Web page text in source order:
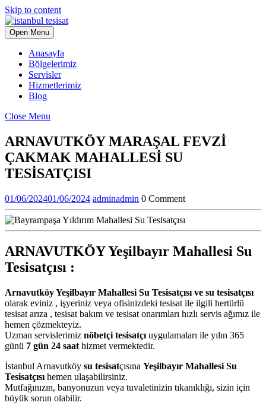
Skip to content
Open Menu
Anasayfa
Bölgelerimiz
Servisler
Hizmetlerimiz
Blog
Close Menu
ARNAVUTKÖY MARAŞAL FEVZİ
ÇAKMAK MAHALLESİ SU
TESİSATÇISI
01/06/202401/06/2024 adminadmin 0 Comment
ARNAVUTKÖY Yeşilbayır Mahallesi Su
Tesisatçısı :
Arnavutköy Yeşilbayır Mahallesi Su Tesisatçısı ve su tesisatçısı
olarak eviniz , işyeriniz veya ofisinizdeki tesisat ile ilgili hertürlü
tesisat arıza , tesisat bakım ve tesisat onarımları hızlı servis ağımız ile
hemen çözmekteyiz.
Uzman servislerimiz nöbetçi tesisatçı uygulamaları ile yılın 365
günü 7 gün 24 saat hizmet vermektedir.
İstanbul Arnavutköy su tesisatçısına Yeşilbayır Mahallesi Su
Tesisatçısı hemen ulaşabilirsiniz.
Mutfağınızın, banyonuzun veya tuvaletinizin tıkanıklığı, sizin için
büyük sorun olabilir.